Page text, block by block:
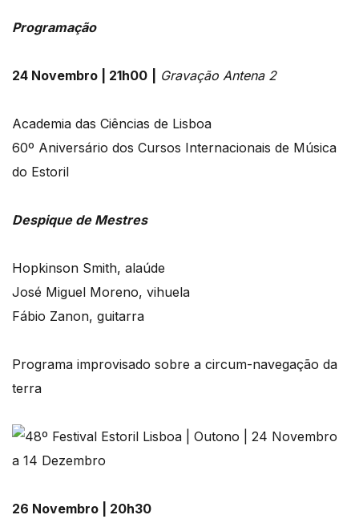
Programação
24 Novembro | 21h00 Gravação Antena 2
Academia das Ciências de Lisboa
60º Aniversário dos Cursos Internacionais de Música
do Estoril
Despique de Mestres
Hopkinson Smith, alaúde
José Miguel Moreno, vihuela
Fábio Zanon, guitarra
Programa improvisado sobre a circum-navegação da
terra
26 Novembro | 20h30